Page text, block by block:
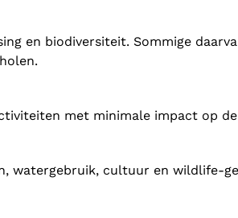
en biodiversiteit. Sommige
met minimale impact op
watergebruik, cultuur en wildlife-